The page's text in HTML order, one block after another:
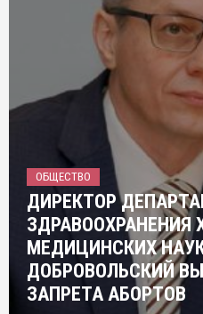
ОБЩЕСТВО
ДИРЕКТОР
МЕДИЦИНСКИХ
ДОБРОВОЛЬСКИЙ
ЗАПРЕТА АБОРТОВ